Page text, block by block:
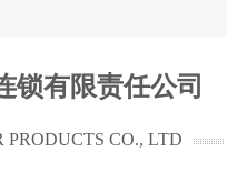
CO., LTD
锁有限责任公司